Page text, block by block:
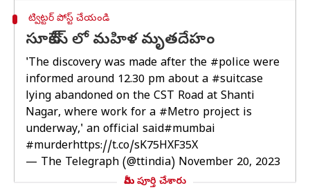
ట్విట్టర్ పోస్ట్ చేయండి
సూట్‌కేస్ లో మహిళ మృతదేహం
'The discovery was made after the #police were
informed around 12.30 pm about a #suitcase
lying abandoned on the CST Road at Shanti
Nagar, where work for a #Metro project is
underway,' an official said#mumbai
#murderhttps://t.co/sK75HXF35X
— The Telegraph (@ttindia) November 20, 2023
మీరు పూర్తి చేశారు